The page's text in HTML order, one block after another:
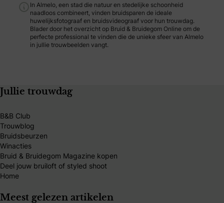
In Almelo, een stad die natuur en stedelijke schoonheid
naadloos combineert, vinden bruidsparen de ideale
huwelijksfotograaf en bruidsvideograaf voor hun trouwdag.
Blader door het overzicht op Bruid & Bruidegom Online om de
perfecte professional te vinden die de unieke sfeer van Almelo
in jullie trouwbeelden vangt.
Jullie trouwdag
B&B Club
Trouwblog
Bruidsbeurzen
Winacties
Bruid & Bruidegom Magazine kopen
Deel jouw bruiloft of styled shoot
Home
Meest gelezen artikelen